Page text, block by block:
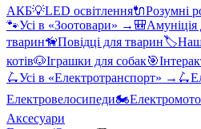
АКБ💡LED освітлення🔌Розумні
🐾Усі в «Зоотовари» → 🎒Амуніція
тварин🦮Повідці для тварин🏷️
котів🐶Іграшки для собак🎯
🛴Усі в «Електротранспорт» → 🛴
Електровелосипеди🏍️
Аксесуари